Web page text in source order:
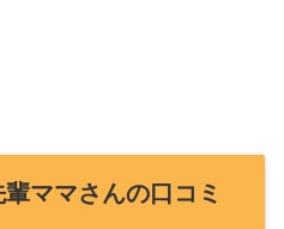
ママさんの口コミ